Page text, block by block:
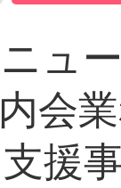
ュ
会
援